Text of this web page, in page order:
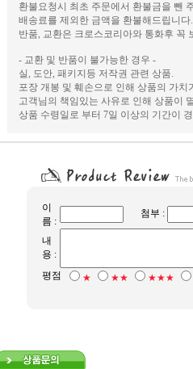
환불요청시 최초 주문에서 환불금을 뺀
배송료를 제외한 금액을 환불해드립니다.
반품, 교환은 크로스코리아와 통화후 꼭
- 교환 및 반품이 불가능한 경우 -
실, 도안, 패키지등 저작권 관련 상품.
포장 개봉 및 훼손으로 인해 상품의 가치
고객님의 책임있는 사유로 인해 상품이
상품 수령일로 부터 7일 이상의 기간이
이
름 :
첨부 :
내
용 :
평점
★ ★★ ★★★